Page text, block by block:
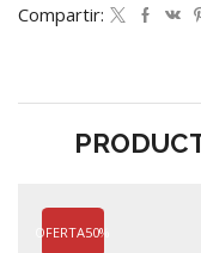
Compartir:
OFERTA50%